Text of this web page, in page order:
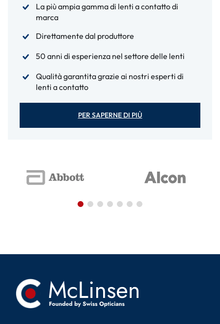
La più ampia gamma di lenti a contatto di
marca
Direttamente dal produttore
50 anni di esperienza nel settore delle lenti
Qualità garantita grazie ai nostri esperti di
lenti a contatto
PER SAPERNE DI PIÙ